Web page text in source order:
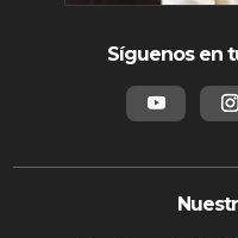
Síguenos en